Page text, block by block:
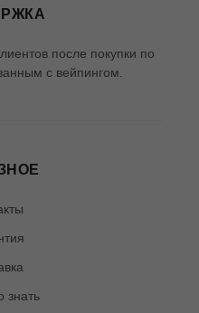
после покупки по
с вейпингом.
знать